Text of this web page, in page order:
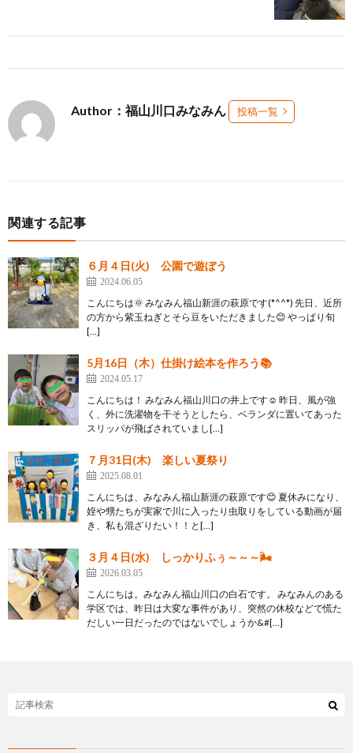
Author：福山川口みなみん 投稿一覧
関連する記事
６月４日(火) 公園で遊ぼう
2024.06.05
こんにちは🌞 みなみん福山新涯の萩原です(*^^*) 先日、近所
の方から紫玉ねぎとそら豆をいただきました😊 やっぱり旬
[…]
5月16日（木）仕掛け絵本を作ろう📚
2024.05.17
こんにちは！ みなみん福山川口の井上です☺ 昨日、風が強
く、外に洗濯物を干そうとしたら、ベランダに置いてあった
スリッパが飛ばされていまし[…]
７月31日(木) 楽しい夏祭り
2025.08.01
こんにちは、みなみん福山新涯の萩原です😊 夏休みになり、
姪や甥たちが実家で川に入ったり虫取りをしている動画が届
き、私も混ざりたい！！と[…]
３月４日(水) しっかりふぅ～～～🌬️
2026.03.05
こんにちは。みなみん福山川口の白石です。 みなみんのある
学区では、昨日は大変な事件があり、突然の休校などで慌た
だしい一日だったのではないでしょうか&#[…]